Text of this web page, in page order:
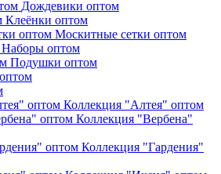
Дождевики оптом
Клеёнки оптом
Москитные сетки оптом
Наборы оптом
Подушки оптом
Коллекция "Алтея" оптом
Коллекция "Вербена"
Коллекция "Гардения"